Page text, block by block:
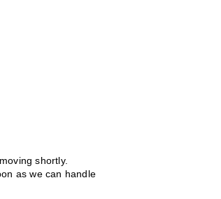
shortly.
as we can handle